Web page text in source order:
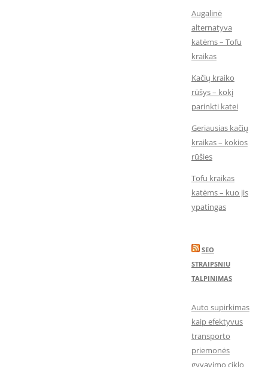
Augalinė
alternatyva
katėms – Tofu
kraikas
Kačių kraiko
rūšys – kokį
parinkti katei
Geriausias kačių
kraikas – kokios
rūšies
Tofu kraikas
katėms – kuo jis
ypatingas
SEO
STRAIPSNIU
TALPINIMAS
Auto supirkimas
kaip efektyvus
transporto
priemonės
gyvavimo ciklo